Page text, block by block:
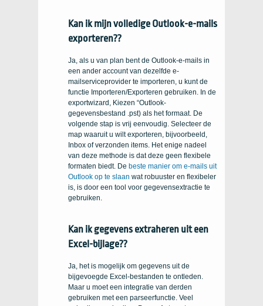
Kan ik mijn volledige Outlook-e-mails
exporteren??
Ja, als u van plan bent de Outlook-e-mails in
een ander account van dezelfde e-
mailserviceprovider te importeren, u kunt de
functie Importeren/Exporteren gebruiken. In de
exportwizard, Kiezen “Outlook-
gegevensbestand .pst) als het formaat. De
volgende stap is vrij eenvoudig. Selecteer de
map waaruit u wilt exporteren, bijvoorbeeld,
Inbox of verzonden items. Het enige nadeel
van deze methode is dat deze geen flexibele
formaten biedt. De beste manier om e-mails uit
Outlook op te slaan wat robuuster en flexibeler
is, is door een tool voor gegevensextractie te
gebruiken.
Kan ik gegevens extraheren uit een
Excel-bijlage??
Ja, het is mogelijk om gegevens uit de
bijgevoegde Excel-bestanden te ontleden.
Maar u moet een integratie van derden
gebruiken met een parseerfunctie. Veel